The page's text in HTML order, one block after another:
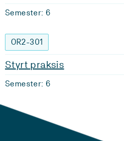
Semester: 6
OR2-301
Styrt praksis
Semester: 6